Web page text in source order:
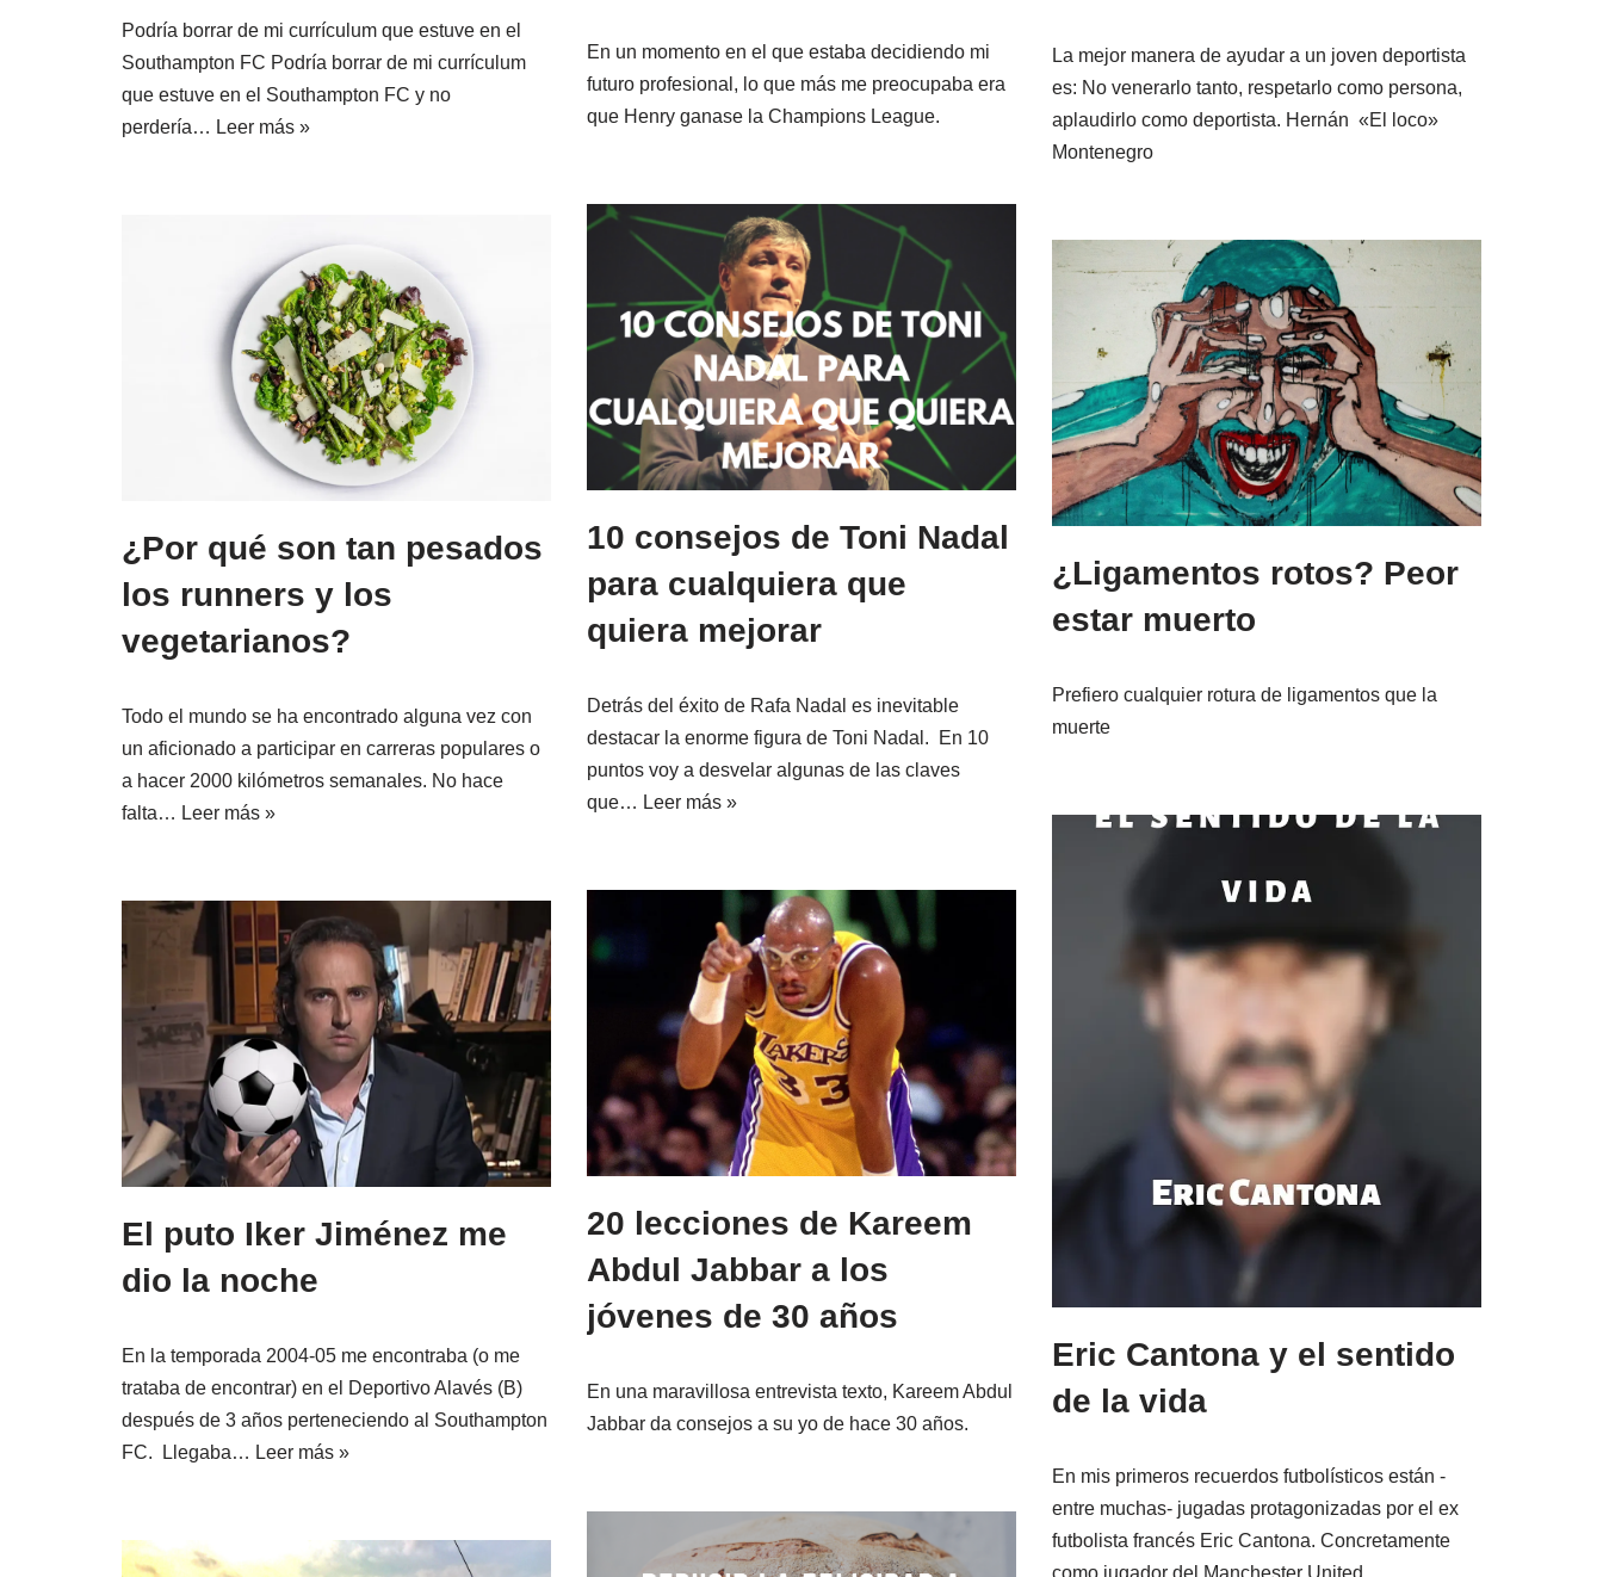
En un momento en el que estaba decidiendo mi
futuro profesional, lo que más me preocupaba era
que Henry ganase la Champions League.
Podría borrar de mi currículum que estuve en el
Southampton FC Podría borrar de mi currículum
que estuve en el Southampton FC y no
perdería… Leer más »
La mejor manera de ayudar a un joven deportista
es: No venerarlo tanto, respetarlo como persona,
aplaudirlo como deportista. Hernán «El loco»
Montenegro
10 consejos de Toni Nadal
para cualquiera que
quiera mejorar
Detrás del éxito de Rafa Nadal es inevitable
destacar la enorme figura de Toni Nadal. En 10
puntos voy a desvelar algunas de las claves
que… Leer más »
¿Por qué son tan pesados
los runners y los
vegetarianos?
Todo el mundo se ha encontrado alguna vez con
un aficionado a participar en carreras populares o
a hacer 2000 kilómetros semanales. No hace
falta… Leer más »
¿Ligamentos rotos? Peor
estar muerto
Prefiero cualquier rotura de ligamentos que la
muerte
Eric Cantona y el sentido
de la vida
En mis primeros recuerdos futbolísticos están -
entre muchas- jugadas protagonizadas por el ex
futbolista francés Eric Cantona. Concretamente
20 lecciones de Kareem
Abdul Jabbar a los
jóvenes de 30 años
En una maravillosa entrevista texto, Kareem Abdul
Jabbar da consejos a su yo de hace 30 años.
El puto Iker Jiménez me
dio la noche
En la temporada 2004-05 me encontraba (o me
trataba de encontrar) en el Deportivo Alavés (B)
después de 3 años perteneciendo al Southampton
FC. Llegaba… Leer más »